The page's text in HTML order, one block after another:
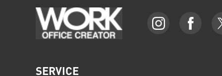
SERVICE